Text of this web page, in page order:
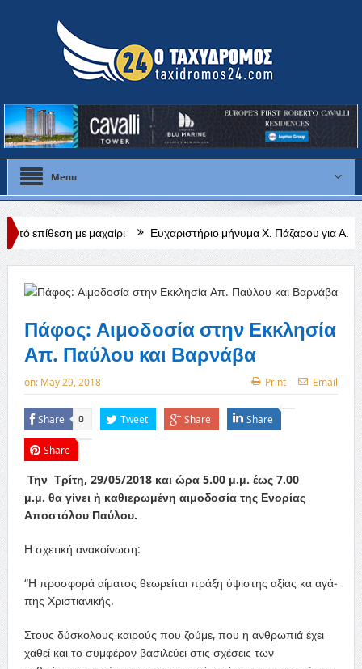
Menu
Ευχαριστήριο μήνυμα Χ. Πάζαρου για Α. Βαφεάδη
Πάφος: Αιμοδοσία στην Εκκλησία
Απ. Παύλου και Βαρνάβα
on: May 29, 2018 Print Email
Share 0 Tweet Share Share
Share
Την Τρί­τη, 29/05/2018 και ώρα 5.00 μ.μ. έως 7.00
μ.μ. θα γί­νει ἡ κα­θι­ε­ρω­μέ­νη αι­μο­δο­σί­α της Ενο­ρί­ας
Αποστόλου Παύ­λου.
Η σχετική ανακοίνωση:
“Η προσφορά αί­μα­τος θε­ω­ρεί­ται πρά­ξη ύ­ψι­στης α­ξί­ας κα αγά­
πης Χριστιανικής.
Στους δύ­σκο­λους και­ρούς που ζού­με, που η αν­θρω­πι­ά έ­χει
χα­θεί και το συμ­φέ­ρον βα­σι­λεύ­ει στις σχέ­σεις των